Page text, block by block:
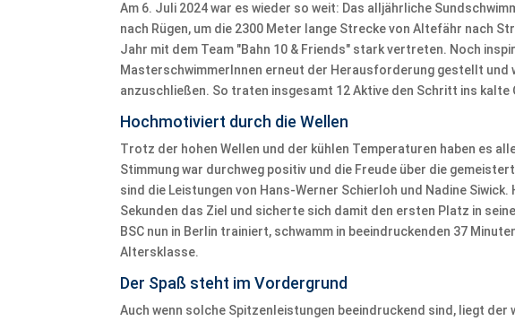
Am 6. Juli 2024 war es wieder so weit: Das alljährliche
nach Rügen, um die 2300 Meter lange Strecke von Altefähr nach
Jahr mit dem Team "Bahn 10 & Friends" stark vertreten. Noch
MasterschwimmerInnen erneut der Herausforderung gestellt und
anzuschließen. So traten insgesamt 12 Aktive den Schritt ins kalte
Hochmotiviert durch die Wellen
Trotz der hohen Wellen und der kühlen Temperaturen haben es
Stimmung war durchweg positiv und die Freude über die
sind die Leistungen von Hans-Werner Schierloh und Nadine
Sekunden das Ziel und sicherte sich damit den ersten Platz in
BSC nun in Berlin trainiert, schwamm in beeindruckenden 37
Altersklasse.
Der Spaß steht im Vordergrund
Auch wenn solche Spitzenleistungen beeindruckend sind, liegt der